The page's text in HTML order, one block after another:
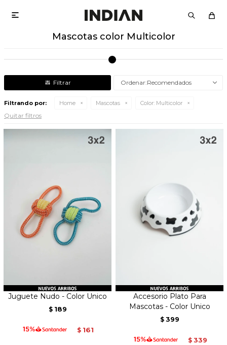

Mascotas color Multicolor
Recomendados
Filtrando por: Home Mascotas Color: Multicolor
Quitar filtros
Juguete Nudo - Color Unico
$ 189
$ 161
Accesorio Plato Para
Mascotas - Color Unico
$ 399
$ 339